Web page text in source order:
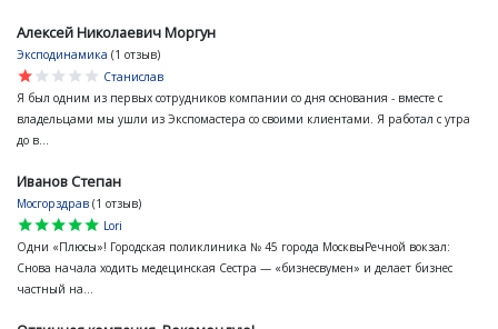
Алексей Николаевич Моргун
Эксподинамика (1 отзыв)
star
star
star
star
star
Станислав
Я был одним из первых сотрудников компании со дня основания - вместе с
владельцами мы ушли из Экспомастера со своими клиентами. Я работал с утра
до в...
Иванов Степан
Мосгорздрав (1 отзыв)
star
star
star
star
star
Lori
Одни «Плюсы»! Городская поликлиника № 45 города МосквыРечной вокзал:
Снова начала ходить медецинская Сестра — «бизнесвумен» и делает бизнес
частный на...